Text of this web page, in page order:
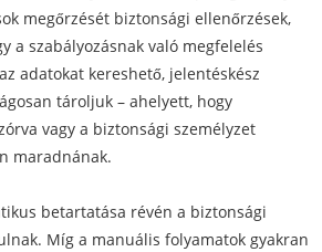
megőrzését biztonsági ellenőrzések,
a szabályozásnak való megfelelés
adatokat kereshető, jelentéskész
tároljuk – ahelyett, hogy
vagy a biztonsági személyzet
maradnának.
betartatása révén a biztonsági
Míg a manuális folyamatok gyakran